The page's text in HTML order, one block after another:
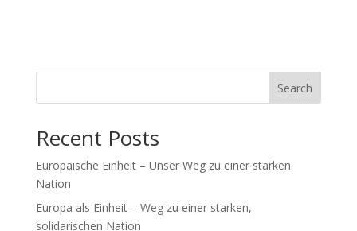
Search
Recent Posts
Europäische Einheit – Unser Weg zu einer starken
Nation
Europa als Einheit – Weg zu einer starken,
solidarischen Nation